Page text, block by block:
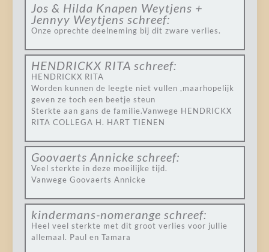
Jos & Hilda Knapen Weytjens +
Jennyy Weytjens schreef:
Onze oprechte deelneming bij dit zware verlies.
HENDRICKX RITA schreef:
HENDRICKX RITA
Worden kunnen de leegte niet vullen ,maarhopelijk
geven ze toch een beetje steun
Sterkte aan gans de familie.Vanwege HENDRICKX
RITA COLLEGA H. HART TIENEN
Goovaerts Annicke schreef:
Veel sterkte in deze moeilijke tijd.
Vanwege Goovaerts Annicke
kindermans-nomerange schreef:
Heel veel sterkte met dit groot verlies voor jullie
allemaal. Paul en Tamara